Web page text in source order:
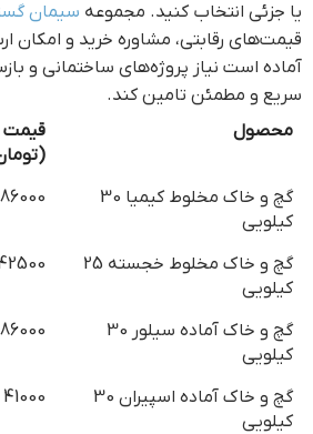
یا جزئی انتخاب کنید. مجموعه سیمان
قیمت‌های رقابتی، مشاوره خرید و امکان
آماده است نیاز پروژه‌های ساختمانی و
سریع و مطمئن تامین کند.
محصول
قیمت
گچ و خاک مخلوط کیمیا 30
کیلویی
86000
گچ و خاک مخلوط خجسته 25
کیلویی
گچ و خاک آماده سیلور 30
کیلویی
86000
گچ و خاک آماده اسپیران 30
کیلویی
41000